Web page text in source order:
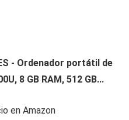
- Ordenador portátil de
8 GB RAM, 512 GB...
en Amazon